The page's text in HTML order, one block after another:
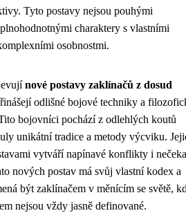
Tyto postavy nejsou pouhými
charaktery s vlastními
osobnostmi.
nové postavy zaklínačů z dosud
odlišné bojové techniky a
bojovníci pochází z odlehlých koutů
unikátní tradice a metody výcviku.
vytváří napínavé konflikty i
nových postav má svůj vlastní kodex a
být zaklínačem v měnícím se světě,
nejsou vždy jasně definované.